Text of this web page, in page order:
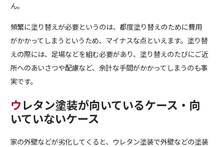
ん。
頻繁に塗り替えが必要というのは、都度塗り替えのために費用
がかかってしまうというため、マイナスな点といえます。塗り替
えの際には、足場などを組む必要があり、塗り替えのたびにご近
所へのあいさつや配慮など、余計な手間がかかってしまうのも事
実です。
ウレタン塗装が向いているケース・向
いていないケース
家の外壁などが劣化してくると、ウレタン塗装で外壁などの塗装